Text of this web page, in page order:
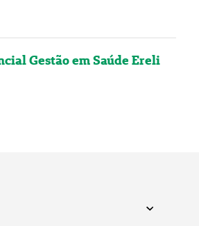
Gestão em Saúde Ereli